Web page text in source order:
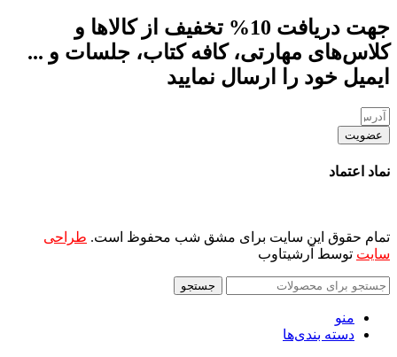
جهت دریافت 10% تخفیف از کالاها و
کلاس‌های مهارتی، کافه کتاب، جلسات و ...
ایمیل خود را ارسال نمایید
عضویت
نماد اعتماد
تمام حقوق این سایت برای مشق شب محفوظ است. طراحی
سایت توسط آرشیتاوب
جستجو
منو
دسته بندی‌ها